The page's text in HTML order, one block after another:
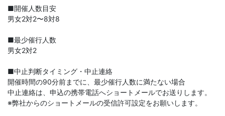
■開催人数目安
男女2対2〜8対8
■最少催行人数
男女2対2
■中止判断タイミング・中止連絡
開催時間の90分前までに、最少催行人数に満たない場合
中止連絡は、申込の携帯電話へショートメールでお送りします。
※弊社からのショートメールの受信許可設定をお願いします。